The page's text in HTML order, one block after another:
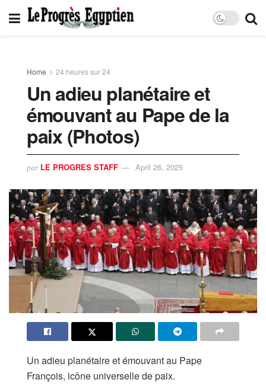
Home 24 heures sur 24
Un adieu planétaire et
émouvant au Pape de la
paix (Photos)
par LE PROGRES STAFF April 26, 2025
Un adieu planétaire et émouvant au Pape
François, icône universelle de paix.